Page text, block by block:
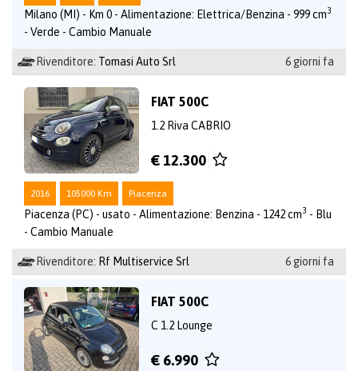
Milano (MI) - Km 0 - Alimentazione: Elettrica/Benzina - 999 cm3
- Verde - Cambio Manuale
Rivenditore: Tomasi Auto Srl 6 giorni fa
FIAT 500C
1.2 Riva CABRIO
€ 12.300
2016 105000 Km Piacenza
Piacenza (PC) - usato - Alimentazione: Benzina - 1242 cm3 - Blu
- Cambio Manuale
Rivenditore: Rf Multiservice Srl 6 giorni fa
FIAT 500C
C 1.2 Lounge
€ 6.990